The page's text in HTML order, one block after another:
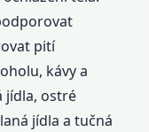
pití
kávy a
jídla, ostré
jídla a tučná